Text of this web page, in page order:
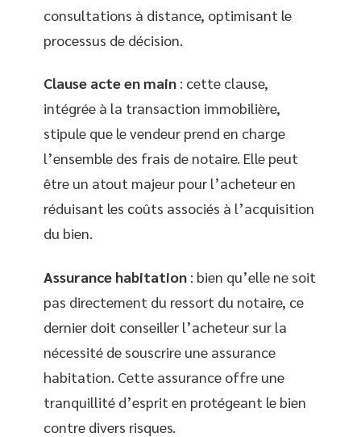
consultations à distance, optimisant le
processus de décision.
Clause acte en main : cette clause,
intégrée à la transaction immobilière,
stipule que le vendeur prend en charge
l’ensemble des frais de notaire. Elle peut
être un atout majeur pour l’acheteur en
réduisant les coûts associés à l’acquisition
du bien.
Assurance habitation : bien qu’elle ne soit
pas directement du ressort du notaire, ce
dernier doit conseiller l’acheteur sur la
nécessité de souscrire une assurance
habitation. Cette assurance offre une
tranquillité d’esprit en protégeant le bien
contre divers risques.